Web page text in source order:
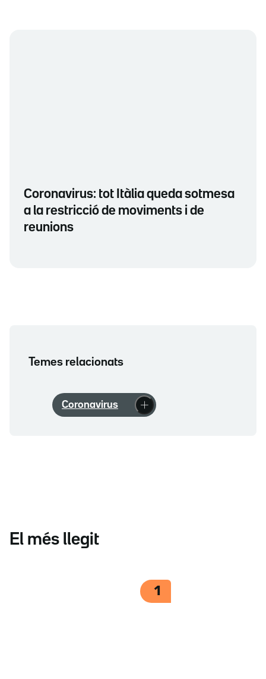
Coronavirus: tot Itàlia queda sotmesa
a la restricció de moviments i de
reunions
Temes relacionats
Coronavirus
El més llegit
1